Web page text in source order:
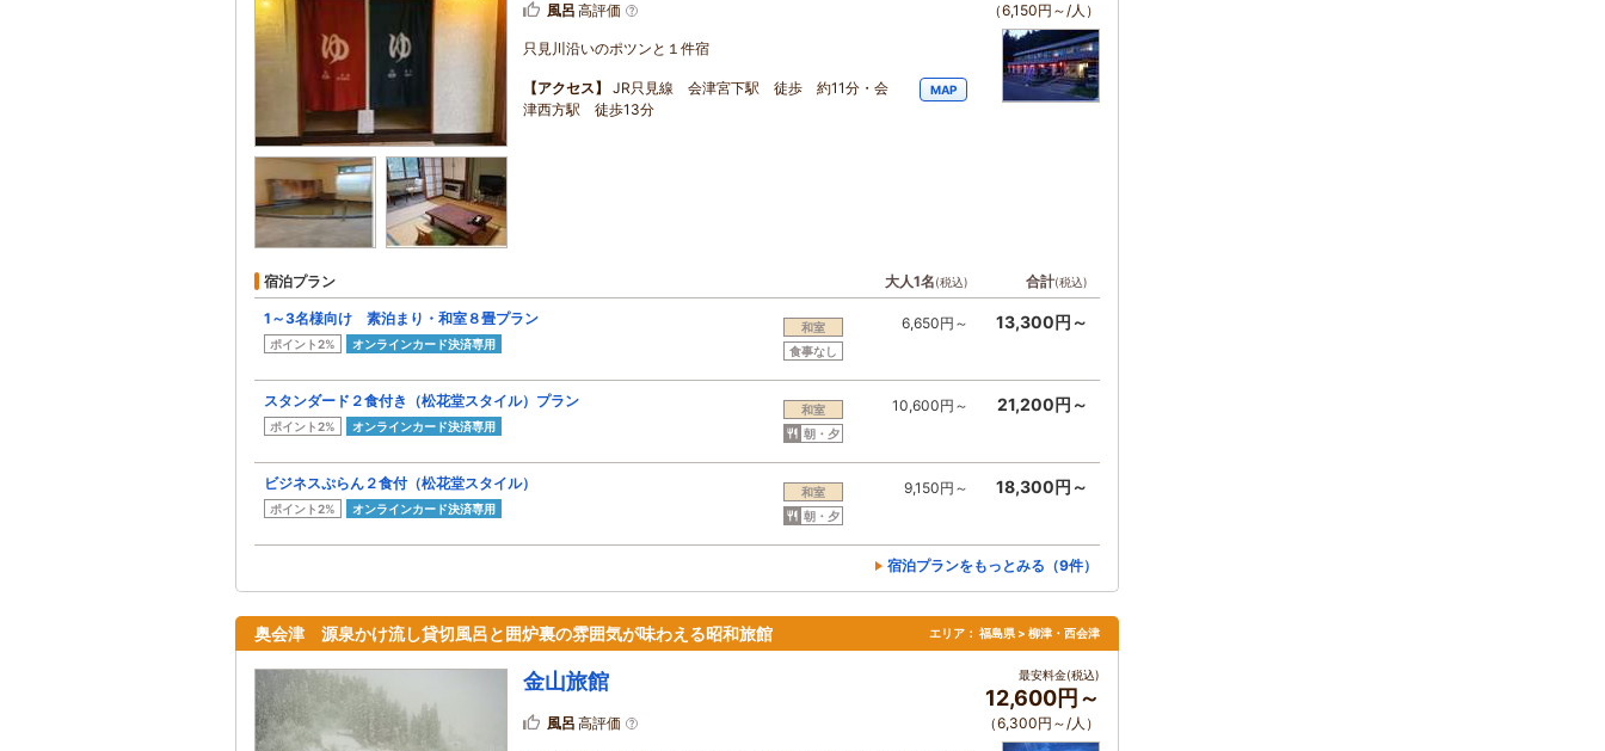
風呂 高評価
只見川沿いのポツンと１件宿
【アクセス】
JR只見線 会津宮下駅 徒歩 約11分・会
津西方駅 徒歩13分
MAP
（6,150円～/人）
宿泊プラン 大人1名(税込) 合計(税込)
1～3名様向け 素泊まり・和室８畳プラン
ポイント2% オンラインカード決済専用
和室
食事なし
6,650円～ 13,300円～
スタンダード２食付き（松花堂スタイル）プラン
ポイント2% オンラインカード決済専用
和室
朝・夕
10,600円～ 21,200円～
ビジネスぷらん２食付（松花堂スタイル）
ポイント2% オンラインカード決済専用
和室
朝・夕
9,150円～ 18,300円～
宿泊プランをもっとみる（9件）
奥会津 源泉かけ流し貸切風呂と囲炉裏の雰囲気が味わえる昭和旅館 エリア： 福島県 > 柳津・西会津
金山旅館
風呂 高評価
最安料金(税込)
12,600円～
（6,300円～/人）